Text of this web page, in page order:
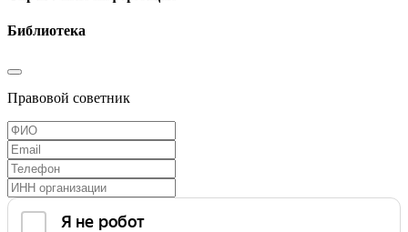
Библиотека
Правовой советник